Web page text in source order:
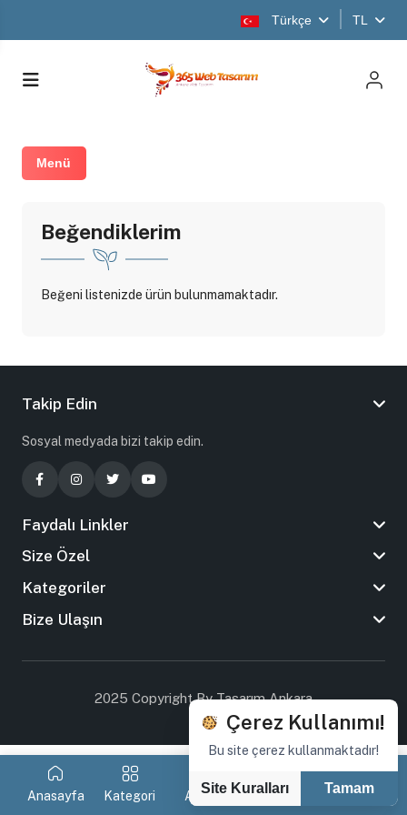
Türkçe TL
Anasayfa Kategori Arama Favorilerim Sepetim
Menü
Beğendiklerim
Beğeni listenizde ürün bulunmamaktadır.
Takip Edin
Sosyal medyada bizi takip edin.
Faydalı Linkler
Size Özel
Kategoriler
Bize Ulaşın
2025 Copyright By Tasarım Ankara
Çerez Kullanımı!
Bu site çerez kullanmaktadır!
Site Kuralları Tamam